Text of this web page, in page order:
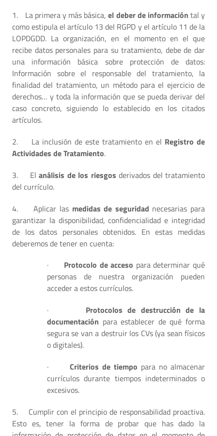
1.
La primera y más básica,el deber de información tal y
como estipula el artículo 13 del RGPD y el artículo 11 de la
LOPDGDD. La organización, en el momento en el que
recibe datos personales para su tratamiento, debe de dar
una información básica sobre protección de datos:
Información sobre el responsable del tratamiento, la
finalidad del tratamiento, un método para el ejercicio de
derechos… y toda la información que se pueda derivar del
caso concreto, siguiendo lo establecido en los citados
artículos.
2.
La inclusión de este tratamiento en el Registro de
Actividades de Tratamiento.
3.
El análisis de los riesgos derivados del tratamiento
del currículo.
4.
Aplicar las medidas de seguridad necesarias para
garantizar la disponibilidad, confidencialidad e integridad
de los datos personales obtenidos. En estas medidas
deberemos de tener en cuenta:
·
Protocolo de acceso para determinar qué
personas de nuestra organización pueden
acceder a estos currículos.
·
Protocolos de destrucción de la
documentación para establecer de qué forma
segura se van a destruir los CVs (ya sean físicos
o digitales).
·
Criterios de tiempo para no almacenar
currículos durante tiempos indeterminados o
excesivos.
5.
Cumplir con el principio de responsabilidad proactiva.
Esto es, tener la forma de probar que has dado la